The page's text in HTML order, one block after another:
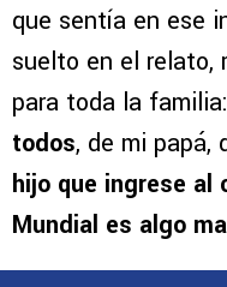
que sentía en ese
suelto en el relato,
para toda la
todos, de mi papá,
hijo que ingrese al
Mundial es algo